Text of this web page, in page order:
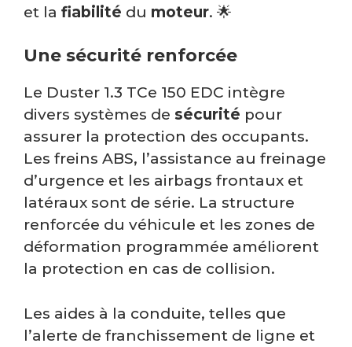
et la fiabilité du moteur. 🌟
Une sécurité renforcée
Le Duster 1.3 TCe 150 EDC intègre
divers systèmes de sécurité pour
assurer la protection des occupants.
Les freins ABS, l’assistance au freinage
d’urgence et les airbags frontaux et
latéraux sont de série. La structure
renforcée du véhicule et les zones de
déformation programmée améliorent
la protection en cas de collision.
Les aides à la conduite, telles que
l’alerte de franchissement de ligne et